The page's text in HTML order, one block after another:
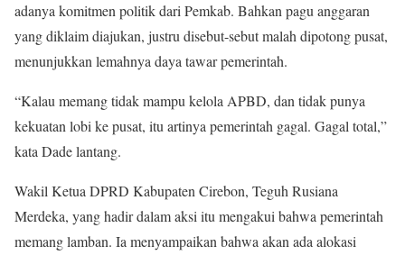
adanya komitmen politik dari Pemkab. Bahkan pagu anggaran
yang diklaim diajukan, justru disebut-sebut malah dipotong pusat,
menunjukkan lemahnya daya tawar pemerintah.
“Kalau memang tidak mampu kelola APBD, dan tidak punya
kekuatan lobi ke pusat, itu artinya pemerintah gagal. Gagal total,”
kata Dade lantang.
Wakil Ketua DPRD Kabupaten Cirebon, Teguh Rusiana
Merdeka, yang hadir dalam aksi itu mengakui bahwa pemerintah
memang lamban. Ia menyampaikan bahwa akan ada alokasi